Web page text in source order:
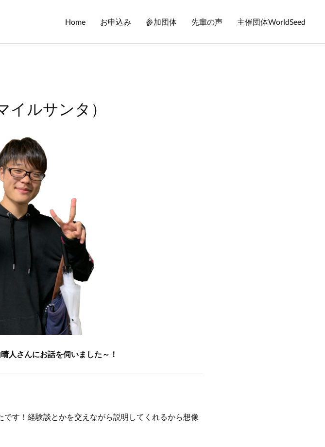
Home お申込み 参加団体 先輩の声 主催団体WorldSeed
イルサンタ）
人さんにお話を伺いました～！
す！経験談とかを交えながら説明してくれるから想像